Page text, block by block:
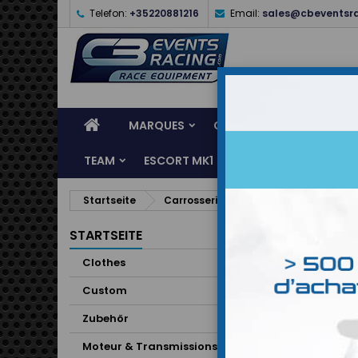
Telefon: +35220881216 Email:
MARQUES CASQUES
TEAM ESCORT MK1
Startseite Carrosserie & Eclairage
STARTSEITE
Clothes
Custom
Zubehör
Moteur & Transmissions